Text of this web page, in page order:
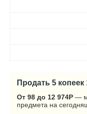
Продать 5
От 98 до 12 974Р —
предмета на